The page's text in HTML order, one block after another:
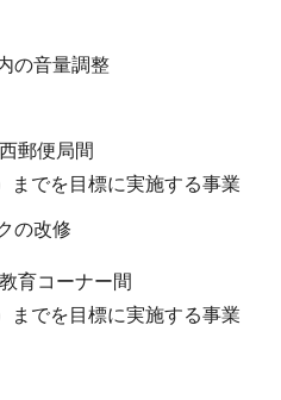
の音量調整
郵便局間
でを目標に実施する事業
の改修
育コーナー間
でを目標に実施する事業